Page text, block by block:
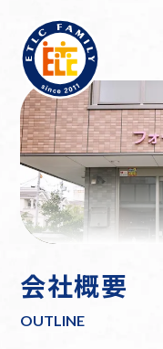
会社概要